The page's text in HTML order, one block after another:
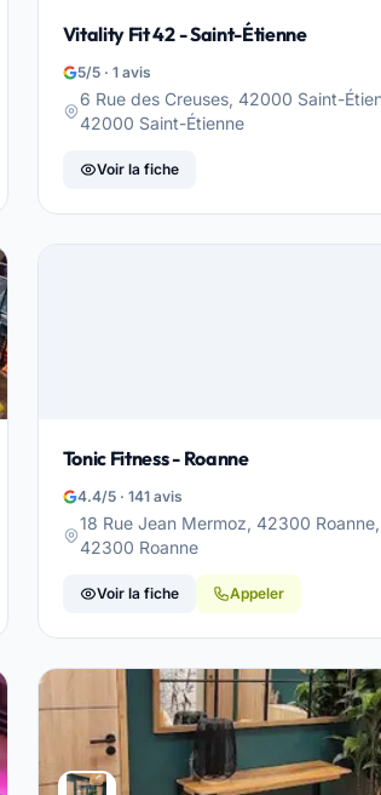
Vitality Fit 42 - Saint-Étienne
5/5 · 1 avis
6 Rue des Creuses, 42000 Saint-
42000 Saint-Étienne
Voir la fiche
Tonic Fitness - Roanne
4.4/5 · 141 avis
18 Rue Jean Mermoz, 42300
42300 Roanne
Voir la fiche Appeler